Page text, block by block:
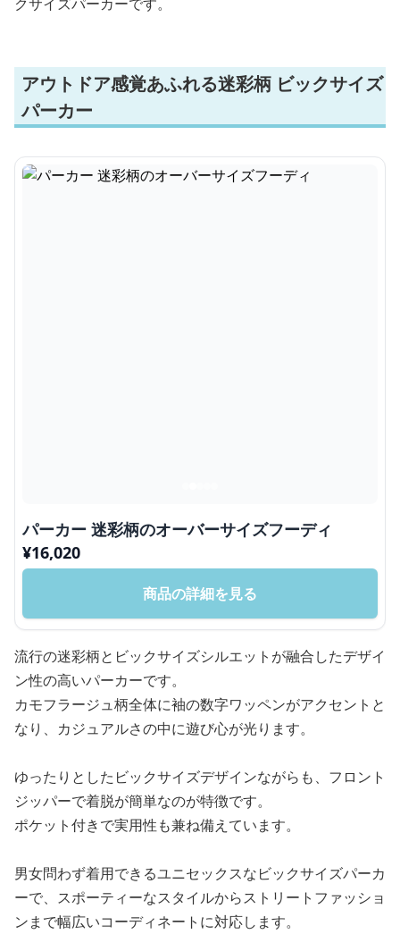
アウトドア感覚あふれる迷彩柄 ビックサイズ
パーカー
パーカー 迷彩柄のオーバーサイズフーディ
¥16,020
商品の詳細を見る
流行の迷彩柄とビックサイズシルエットが融合したデザイ
ン性の高いパーカーです。
カモフラージュ柄全体に袖の数字ワッペンがアクセントと
なり、カジュアルさの中に遊び心が光ります。
ゆったりとしたビックサイズデザインながらも、フロント
ジッパーで着脱が簡単なのが特徴です。
ポケット付きで実用性も兼ね備えています。
男女問わず着用できるユニセックスなビックサイズパーカ
ーで、スポーティーなスタイルからストリートファッショ
ンまで幅広いコーディネートに対応します。